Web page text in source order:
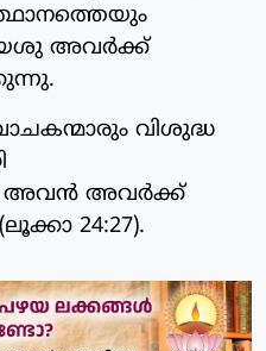
അവര്‍ക്ക്
വിശുദ്ധ
അവന്‍ അവര്‍ക്ക്
24:27).